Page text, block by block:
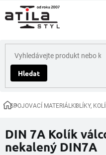
na
obsah
Hledat
DomůSPOJOVACÍ MATERIÁLKOLÍKY,
DIN 7A Kolík
nekalený DIN7A